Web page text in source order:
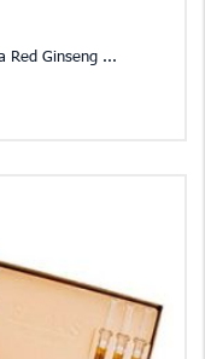
Red Ginseng ...